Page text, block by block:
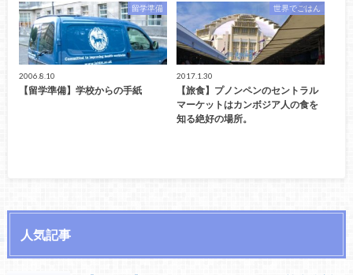
留学準備
2006.8.10
【留学準備】学校からの手紙
世界でごはん
2017.1.30
【旅食】プノンペンのセントラル
マーケットはカンボジア人の食を
知る絶好の場所。
人気記事